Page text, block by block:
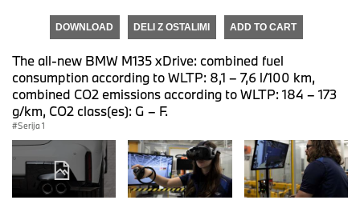
DOWNLOAD DELI Z OSTALIMI ADD TO CART
The all-new BMW M135 xDrive: combined fuel
consumption according to WLTP: 8,1 – 7,6 l/100 km,
combined CO2 emissions according to WLTP: 184 – 173
g/km, CO2 class(es): G – F.
Serija 1